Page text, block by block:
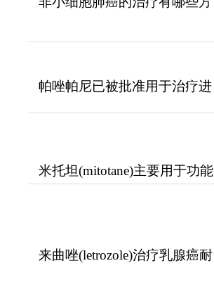
帕唑帕尼已被批准用于治疗进
米托坦(mitotane)主要用于功能
性和无功能性肾上腺
来曲唑(letrozole)治疗乳腺癌耐